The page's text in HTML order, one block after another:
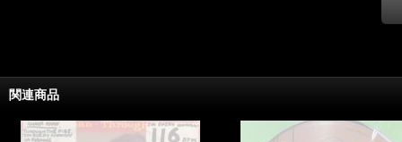
関連商品